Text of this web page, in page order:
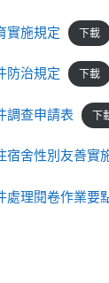
實施規定 下載
防治規定 下載
調查申請表 下
宿舍性別友善實
處理閱卷作業要